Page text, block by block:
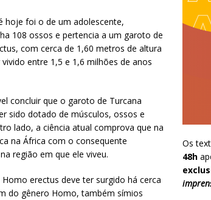
hoje foi o de um adolescente,
108 ossos e pertencia a um garoto de
com cerca de 1,60 metros de altura
entre 1,5 e 1,6 milhões de anos
concluir que o garoto de Turcana
sido dotado de músculos, ossos e
lado, a ciência atual comprova que na
na África com o consequente
região em que ele viveu.
erectus deve ter surgido há cerca
do gênero Homo, também símios
Os
48h